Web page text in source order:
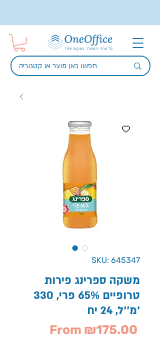
SKU: 645347
משקה ספרינג פירות
טרופיים 65% פרי, 330
מ''ל, 24 יח'
From ₪175.00